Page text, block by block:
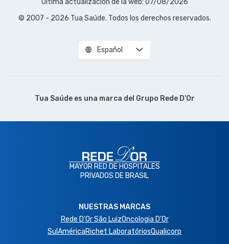
© 2007 - 2026 Tua Saúde. Todos los derechos reservados.
Español
Tua Saúde es una marca del Grupo Rede D’Or
MAYOR RED DE HOSPITALES
PRIVADOS DE BRASIL
NUESTRAS MARCAS
Rede D'Or São LuizOncologia D’Or
SulAméricaRichet LaboratóriosQualicorp